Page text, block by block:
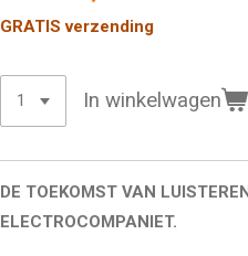
GRATIS verzending
In winkelwagen
DE TOEKOMST VAN
ELECTROCOMPANIET.